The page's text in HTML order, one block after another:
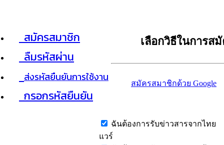
สมัครสมาชิก
ลืมรหัสผ่าน
ส่งรหัสยืนยันการใช้งาน
กรอกรหัสยืนยัน
เลือกวิธีในการส
สมัครสมาชิกด้วย Google
ฉันต้องการรับข่าวสารจากไทย
แวร์